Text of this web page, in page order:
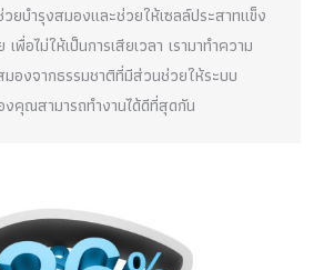
ยบำรุงสมองและช่วยให้เซลล์ประสาทแข็ง
พื่อไม่ให้เป็นการเสียเวลา เรามาทำความ
องจากธรรมชาติที่มีส่วนช่วยให้ระบบ
คุณสามารถทำงานได้ดีที่สุดกัน